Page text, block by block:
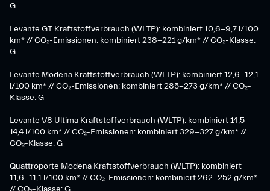
G
Levante GT Kraftstoffverbrauch (WLTP): kombiniert 10,6-9,7 l/100
km* // CO₂-Emissionen: kombiniert 238-221 g/km* ​// CO₂-Klasse:
G​
Levante Modena Kraftstoffverbrauch (WLTP): kombiniert 12,6-12,1
l/100 km* // CO₂-Emissionen: kombiniert 285-273 g/km*​ // CO₂-
Klasse: G
​Levante V8 Ultima Kraftstoffverbrauch (WLTP): kombiniert 14,5-
14,4 l/100 km* // CO₂-Emissionen: kombiniert 329-327 g/km* //
CO₂-Klasse: G
Quattroporte Modena Kraftstoffverbrauch (WLTP): kombiniert
11,6-11,1 l/100 km* // CO₂-Emissionen: kombiniert 262-252 g/km*
// CO₂-Klasse: G